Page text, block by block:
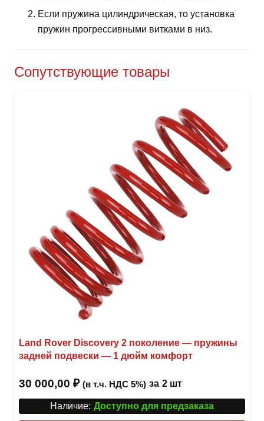
Если пружина цилиндрическая, то установка
пружин прогрессивными витками в низ.
Сопутствующие товары
Land Rover Discovery 2 поколение — пружины
задней подвески — 1 дюйм комфорт
30 000,00 ₽ (в т.ч. НДС 5%) за 2 шт
Наличие: Доступно для предзаказа